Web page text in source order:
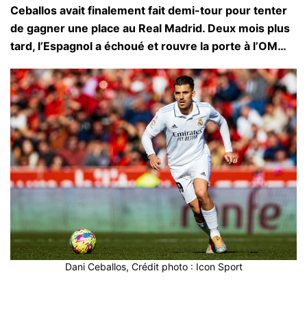
Ceballos avait finalement fait demi-tour pour tenter
de gagner une place au Real Madrid. Deux mois plus
tard, l’Espagnol a échoué et rouvre la porte à l’OM…
Dani Ceballos, Crédit photo : Icon Sport